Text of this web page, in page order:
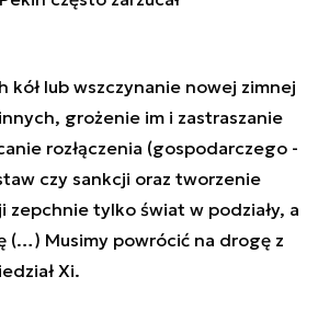
kół lub wszczynanie nowej zimnej
grożenie im i zastraszanie
rozłączenia (gospodarczego -
czy sankcji oraz tworzenie
zepchnie tylko świat w podziały, a
(…) Musimy powrócić na drogę z
Xi.